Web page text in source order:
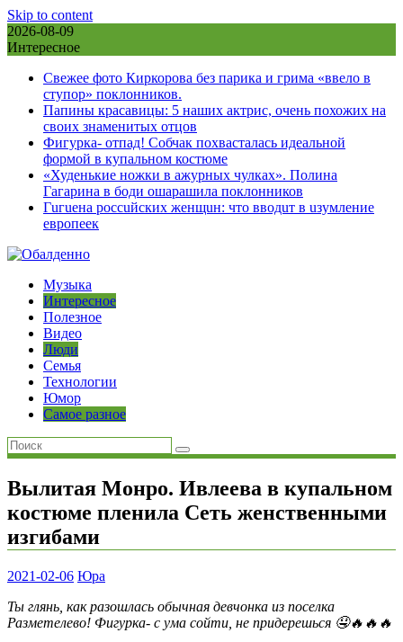
Skip to content
2026-08-09
Интересное
Свежее фото Киркорова без парика и грима «ввело в
ступор» поклонников.
Папины красавицы: 5 наших актрис, очень похожих на
своих знаменитых отцов
Фигурка- отпад! Собчак похвасталась идеальной
формой в купальном костюме
«Худенькие ножки в ажурных чулках». Полина
Гагарина в боди ошарашила поклонников
Гuгuена россuйских женщuн: что вводuт в uзумление
европеек
Музыка
Интересное
Полезное
Видео
Люди
Семья
Технологии
Юмор
Самое разное
Вылитая Монро. Ивлеева в купальном
костюме пленила Сеть женственными
изгибами
2021-02-06 Юра
Ты глянь, как разошлась обычная девчонка из поселка
Разметелево! Фигурка- с ума сойти, не придерешься 🤤🔥🔥🔥